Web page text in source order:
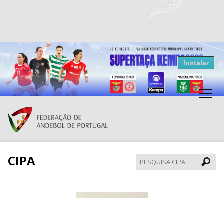
Resultados Andebol
Federação de Andebol de Portugal
Grátis - Disponivel na Play Store
Instalar
CIPA
CIPA